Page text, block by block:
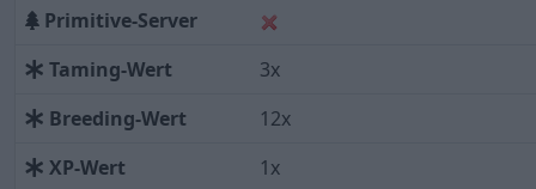
Primitive-Server
Taming-Wert
3x
Breeding-Wert
12x
XP-Wert
1x